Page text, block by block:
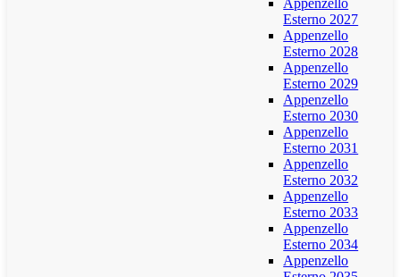
Appenzello
Esterno 2027
Appenzello
Esterno 2028
Appenzello
Esterno 2029
Appenzello
Esterno 2030
Appenzello
Esterno 2031
Appenzello
Esterno 2032
Appenzello
Esterno 2033
Appenzello
Esterno 2034
Appenzello